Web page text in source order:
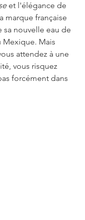
et l'élégance de
marque française
nouvelle eau de
Mexique. Mais
attendez à une
vous risquez
forcément dans